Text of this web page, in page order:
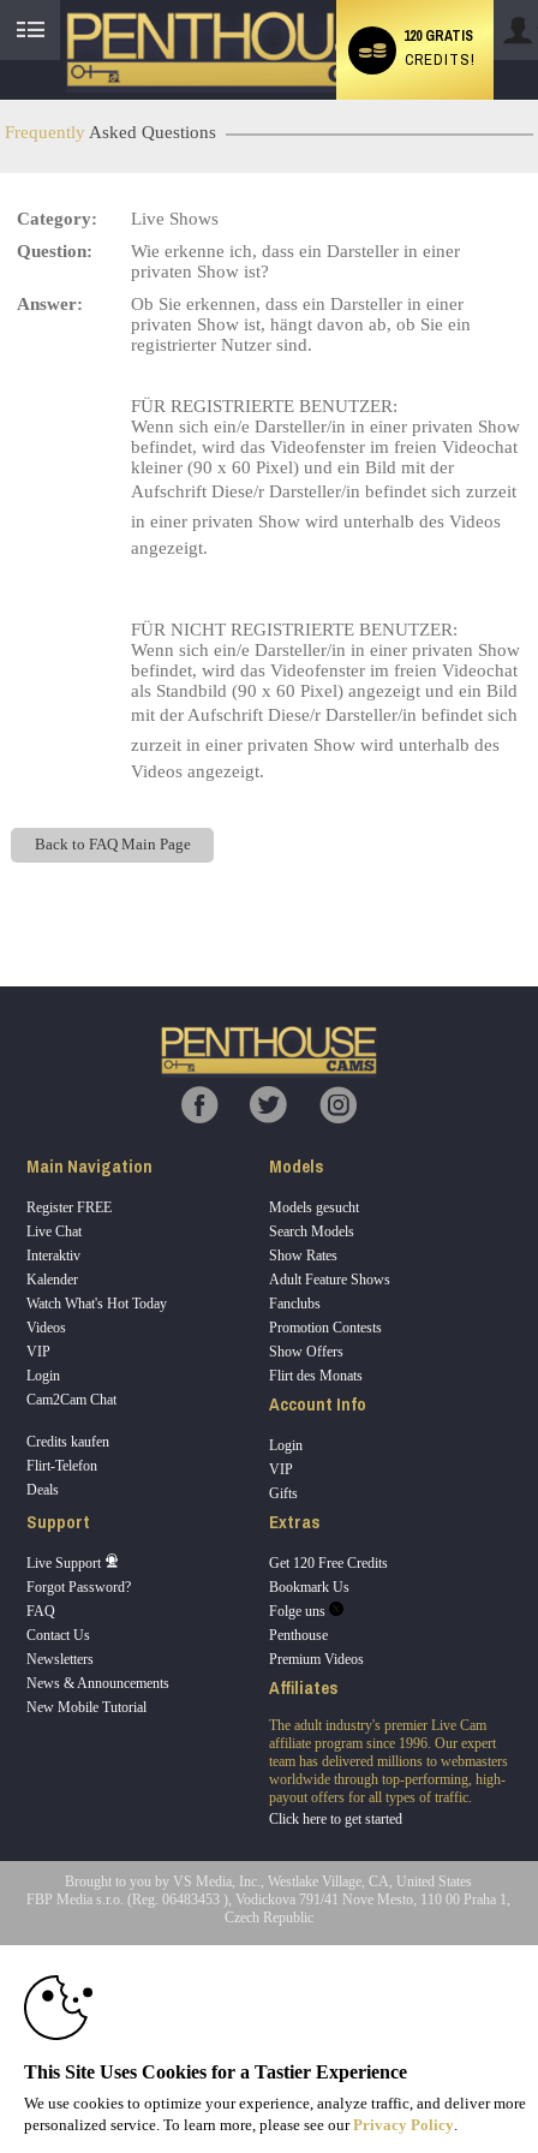
User
status
120 GRATIS
CREDITS!
Frequently Asked Questions
Category:
Live Shows
Question:
Wie erkenne ich, dass ein Darsteller in einer
privaten Show ist?
Answer:
Ob Sie erkennen, dass ein Darsteller in einer
privaten Show ist, hängt davon ab, ob Sie ein
registrierter Nutzer sind.
FÜR REGISTRIERTE BENUTZER:
Wenn sich ein/e Darsteller/in in einer privaten Show
befindet, wird das Videofenster im freien Videochat
kleiner (90 x 60 Pixel) und ein Bild mit der
Aufschrift Diese/r Darsteller/in befindet sich zurzeit
in einer privaten Show wird unterhalb des Videos
angezeigt.
FÜR NICHT REGISTRIERTE BENUTZER:
Wenn sich ein/e Darsteller/in in einer privaten Show
befindet, wird das Videofenster im freien Videochat
als Standbild (90 x 60 Pixel) angezeigt und ein Bild
mit der Aufschrift Diese/r Darsteller/in befindet sich
zurzeit in einer privaten Show wird unterhalb des
Videos angezeigt.
Back to FAQ Main Page
Main Navigation
Register FREE
Live Chat
Interaktiv
Kalender
Watch What's Hot Today
Videos
VIP
Login
Cam2Cam Chat
Credits kaufen
Flirt-Telefon
Deals
Models
Models gesucht
Search Models
Show Rates
Adult Feature Shows
Fanclubs
Promotion Contests
Show Offers
Flirt des Monats
Account Info
Login
VIP
Gifts
Support
Live Support
Forgot Password?
FAQ
Contact Us
Newsletters
News & Announcements
New Mobile Tutorial
Extras
Get 120 Free Credits
Bookmark Us
Folge uns
Penthouse
Premium Videos
Affiliates
The adult industry's premier Live Cam
affiliate program since 1996. Our expert
team has delivered millions to webmasters
worldwide through top-performing, high-
payout offers for all types of traffic.
Click here to get started
Brought to you by VS Media, Inc., Westlake Village, CA, United States
FBP Media s.r.o. (Reg. 06483453 ), Vodickova 791/41 Nove Mesto, 110 00 Praha 1,
Czech Republic
All persons depicted herein were at least 18 years of age at the time of photography:
18 U.S.C. 2257 Aufbewahrungsvorschriften Compliance-
© 1996 - 2026 VS3.COM, VS Media, Inc. All Rights Reserved.
Content Complaints
This Site Uses Cookies for a Tastier Experience
We use cookies to optimize your experience, analyze traffic, and deliver more
personalized service. To learn more, please see ourPrivacy Policy.
LIMITED TIME OFFER!
120
F
R
E
E
C
R
E
DI
T
S
10:00